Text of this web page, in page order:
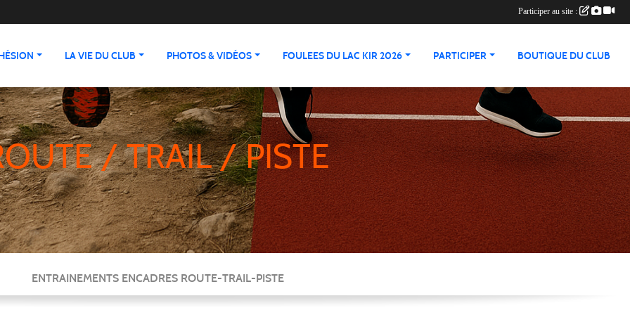
LA VIE DU CLUB PHOTOS & VIDÉOS FOULEES DU LAC KIR 2026 PARTICIPER BOUTIQUE DU CLUB
/ TRAIL / PISTE
ENTRAINEMENTS ENCADRES ROUTE-TRAIL-PISTE
Participer au site :